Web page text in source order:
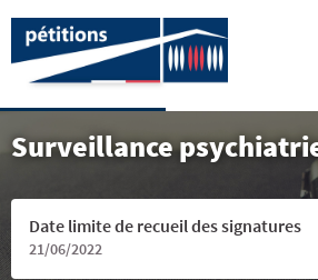
Surveillance
Date limite de recueil des signatures
21/06/2022